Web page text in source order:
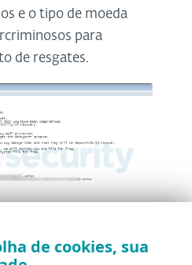
e o tipo de moeda
para
de resgates.
de cookies, sua